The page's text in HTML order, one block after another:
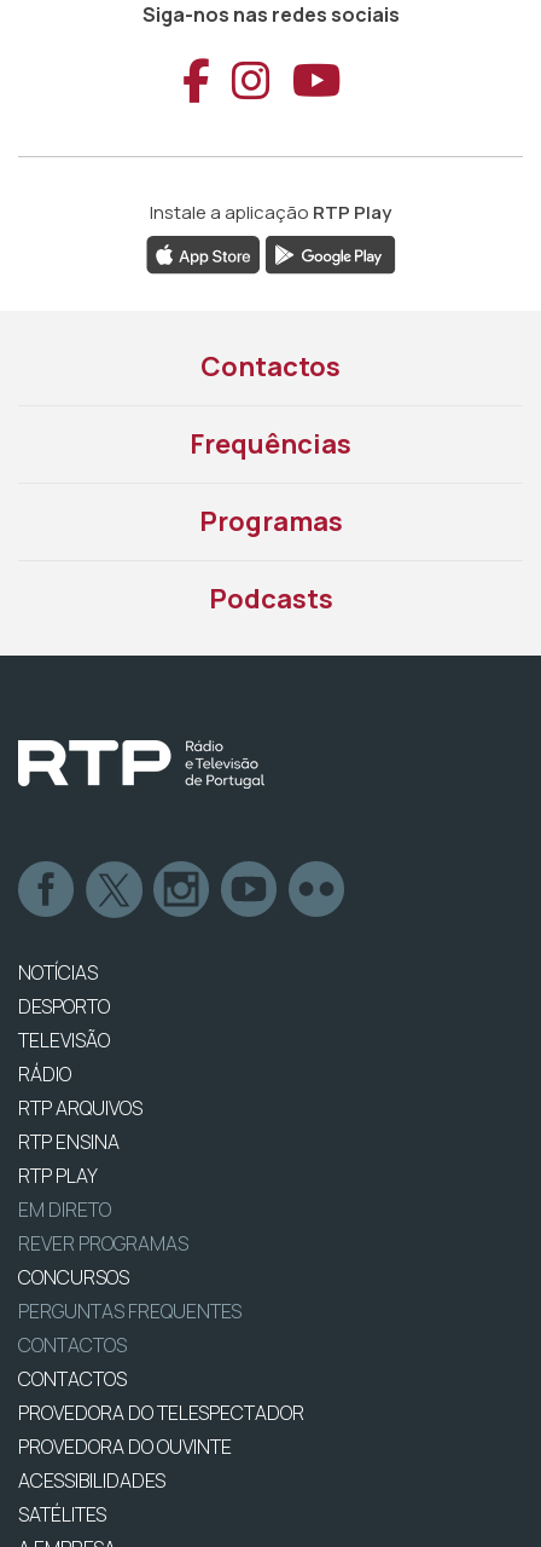
Siga-nos nas redes sociais
Aceder ao
Aceder ao
Aceder
Instale a aplicação RTP Play
Contactos
Frequências
Programas
Podcasts
NOTÍCIAS
DESPORTO
TELEVISÃO
RÁDIO
RTP ARQUIVOS
RTP ENSINA
RTP PLAY
EM DIRETO
REVER PROGRAMAS
CONCURSOS
PERGUNTAS FREQUENTES
CONTACTOS
CONTACTOS
PROVEDORA DO TELESPECTADOR
PROVEDORA DO OUVINTE
ACESSIBILIDADES
SATÉLITES